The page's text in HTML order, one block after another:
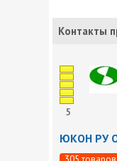
Контакты
5
ЮКОН РУ